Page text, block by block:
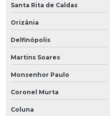
Santa Rita de Caldas
Orizânia
Delfinópolis
Martins Soares
Monsenhor Paulo
Coronel Murta
Coluna